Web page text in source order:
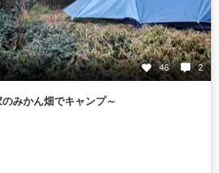
46 2
みかん畑でキャンプ～